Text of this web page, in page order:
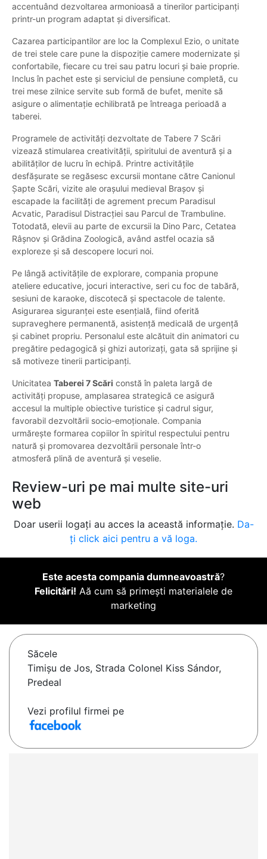
accentuând dezvoltarea armonioasă a tinerilor participanți
printr-un program adaptat și diversificat.
Cazarea participantilor are loc la Complexul Ezio, o unitate
de trei stele care pune la dispoziție camere modernizate și
confortabile, fiecare cu trei sau patru locuri și baie proprie.
Inclus în pachet este și serviciul de pensiune completă, cu
trei mese zilnice servite sub formă de bufet, menite să
asigure o alimentație echilibrată pe întreaga perioadă a
taberei.
Programele de activități dezvoltate de Tabere 7 Scări
vizează stimularea creativității, spiritului de aventură și a
abilităților de lucru în echipă. Printre activitățile
desfășurate se regăsesc excursii montane către Canionul
Șapte Scări, vizite ale orașului medieval Brașov și
escapade la facilități de agrement precum Paradisul
Acvatic, Paradisul Distracției sau Parcul de Trambuline.
Totodată, elevii au parte de excursii la Dino Parc, Cetatea
Râșnov și Grădina Zoologică, având astfel ocazia să
exploreze și să descopere locuri noi.
Pe lângă activitățile de explorare, compania propune
ateliere educative, jocuri interactive, seri cu foc de tabără,
sesiuni de karaoke, discotecă și spectacole de talente.
Asigurarea siguranței este esențială, fiind oferită
supraveghere permanentă, asistență medicală de urgență
și cabinet propriu. Personalul este alcătuit din animatori cu
pregătire pedagogică și ghizi autorizați, gata să sprijine și
să motiveze tinerii participanți.
Unicitatea Taberei 7 Scări constă în paleta largă de
activități propuse, amplasarea strategică ce asigură
accesul la multiple obiective turistice și cadrul sigur,
favorabil dezvoltării socio-emoționale. Compania
urmărește formarea copiilor în spiritul respectului pentru
natură și promovarea dezvoltării personale într-o
atmosferă plină de aventură și veselie.
Review-uri pe mai multe site-uri
web
Doar userii logați au acces la această informație. Da-
ți click aici pentru a vă loga.
Este acesta compania dumneavoastră?
Felicitări! Aă cum să primești materialele de
marketing
Săcele
Timișu de Jos, Strada Colonel Kiss Sándor,
Predeal
Vezi profilul firmei pe